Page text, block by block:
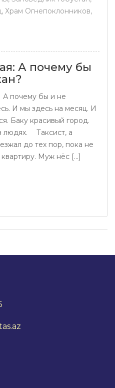
, Храм Огнепоклонников,
А почему бы
А почему бы и не
И мы здесь на месяц. И
Баку красивый город.
⠀ Таксист, а
до тех пор, пока не
Муж нёс [...]